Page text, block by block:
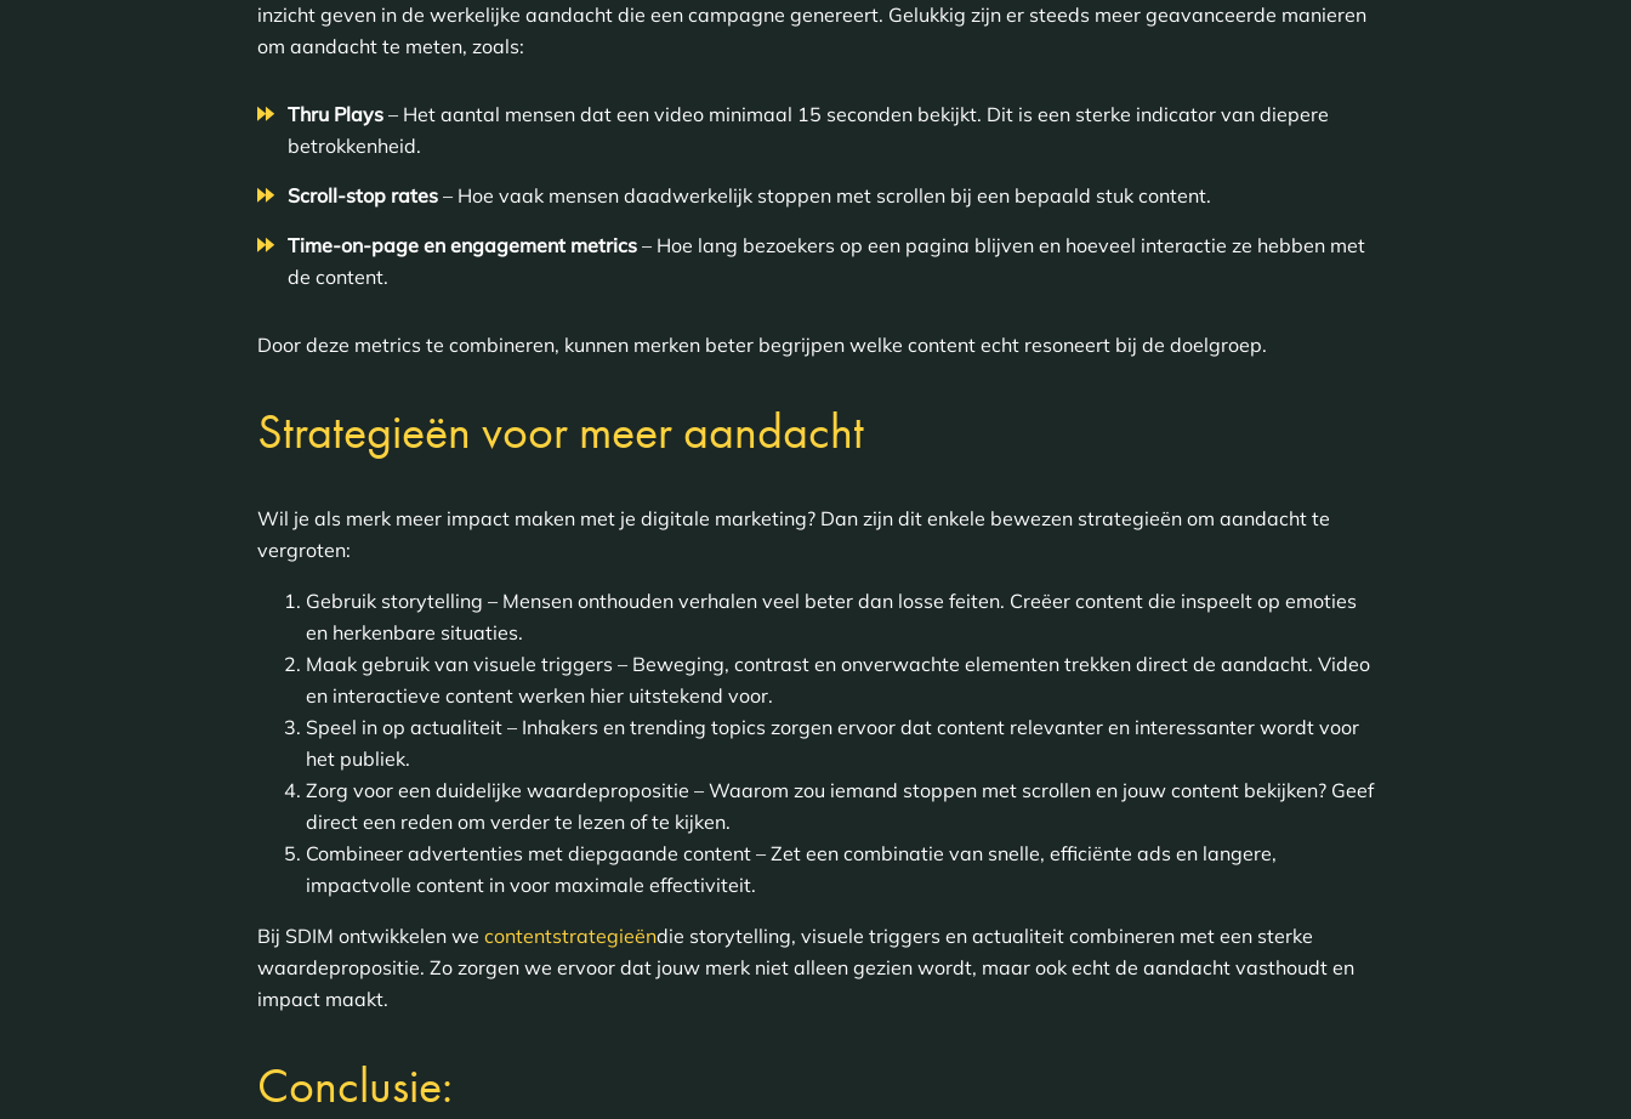
inzicht geven in de werkelijke aandacht die een campagne genereert. Gelukkig zijn er steeds meer geavanceerde manieren
om aandacht te meten, zoals:
Thru Plays– Het aantal mensen dat een video minimaal 15 seconden bekijkt. Dit is een sterke indicator van diepere
betrokkenheid.
Scroll-stop rates– Hoe vaak mensen daadwerkelijk stoppen met scrollen bij een bepaald stuk content.
Time-on-page en engagement metrics– Hoe lang bezoekers op een pagina blijven en hoeveel interactie ze hebben met
de content.
Door deze metrics te combineren, kunnen merken beter begrijpen welke content echt resoneert bij de doelgroep.
Strategieën voor meer aandacht
Wil je als merk meer impact maken met je digitale marketing? Dan zijn dit enkele bewezen strategieën om aandacht te
vergroten:
Gebruik storytelling – Mensen onthouden verhalen veel beter dan losse feiten. Creëer content die inspeelt op emoties
en herkenbare situaties.
Maak gebruik van visuele triggers – Beweging, contrast en onverwachte elementen trekken direct de aandacht. Video
en interactieve content werken hier uitstekend voor.
Speel in op actualiteit – Inhakers en trending topics zorgen ervoor dat content relevanter en interessanter wordt voor
het publiek.
Zorg voor een duidelijke waardepropositie – Waarom zou iemand stoppen met scrollen en jouw content bekijken? Geef
direct een reden om verder te lezen of te kijken.
Combineer advertenties met diepgaande content – Zet een combinatie van snelle, efficiënte ads en langere,
impactvolle content in voor maximale effectiviteit.
Bij SDIM ontwikkelen we contentstrategieëndie storytelling, visuele triggers en actualiteit combineren met een sterke
waardepropositie. Zo zorgen we ervoor dat jouw merk niet alleen gezien wordt, maar ook echt de aandacht vasthoudt en
impact maakt.
Conclusie: